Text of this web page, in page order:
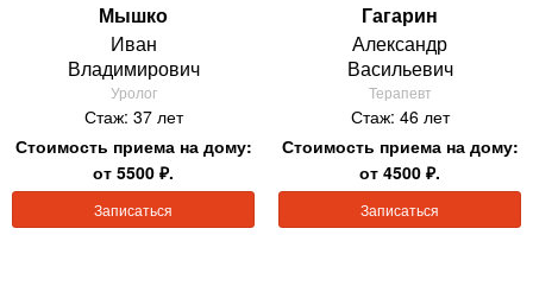
Мышко
Иван
Владимирович
Уролог
Стаж: 37 лет
Стоимость приема на дому:
от 5500 ₽.
Записаться
Гагарин
Александр
Васильевич
Терапевт
Стаж: 46 лет
Стоимость приема на дому:
от 4500 ₽.
Записаться